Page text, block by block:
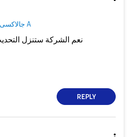
جالاكسى A
نعم الشركة ستنزل
REPLY